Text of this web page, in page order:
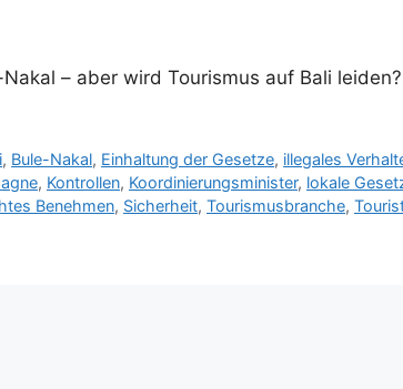
– aber wird Tourismus auf Bali leiden?
, Bule-Nakal, Einhaltung der Gesetze, illegales
, Kontrollen, Koordinierungsminister, lokale
Benehmen, Sicherheit, Tourismusbranche,